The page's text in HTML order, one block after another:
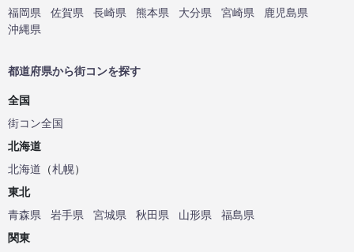
福岡県
佐賀県 長崎県 熊本県 大分県 宮崎県
鹿児島県
沖縄県
都道府県から街コンを探す
全国
街コン全国
北海道
北海道 （札幌）
東北
青森県
岩手県 宮城県 秋田県 山形県
福島県
関東